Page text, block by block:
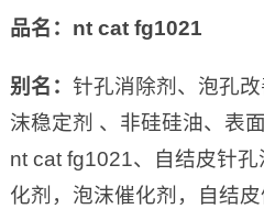
品名：nt cat fg1021
别名： 针孔消除剂、泡孔
沫稳定剂 、非硅硅油、表
nt cat fg1021、自结皮针
化剂，泡沫催化剂，自结